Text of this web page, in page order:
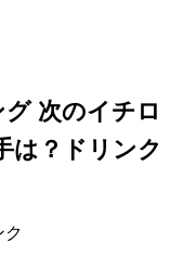
次のイチロ
は？ドリンク
ク